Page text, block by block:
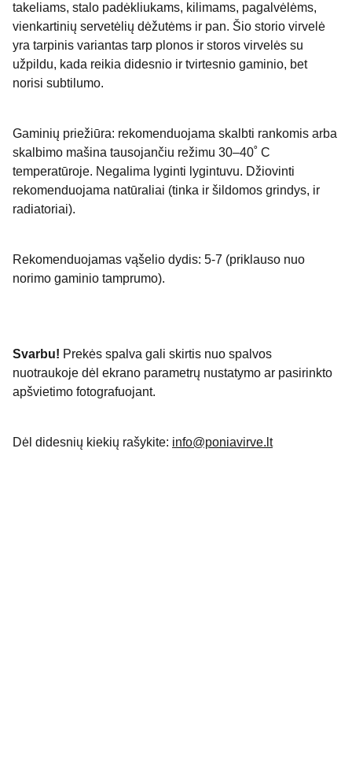
takeliams, stalo padėkliukams, kilimams, pagalvėlėms,
vienkartinių servetėlių dėžutėms ir pan. Šio storio virvelė
yra tarpinis variantas tarp plonos ir storos virvelės su
užpildu, kada reikia didesnio ir tvirtesnio gaminio, bet
norisi subtilumo.
Gaminių priežiūra: rekomenduojama skalbti rankomis arba
skalbimo mašina tausojančiu režimu 30–40˚ C
temperatūroje. Negalima lyginti lygintuvu. Džiovinti
rekomenduojama natūraliai (tinka ir šildomos grindys, ir
radiatoriai).
Rekomenduojamas vąšelio dydis: 5-7 (priklauso nuo
norimo gaminio tamprumo).
Svarbu! Prekės spalva gali skirtis nuo spalvos
nuotraukoje dėl ekrano parametrų nustatymo ar pasirinkto
apšvietimo fotografuojant.
Dėl didesnių kiekių rašykite: info@poniavirve.lt